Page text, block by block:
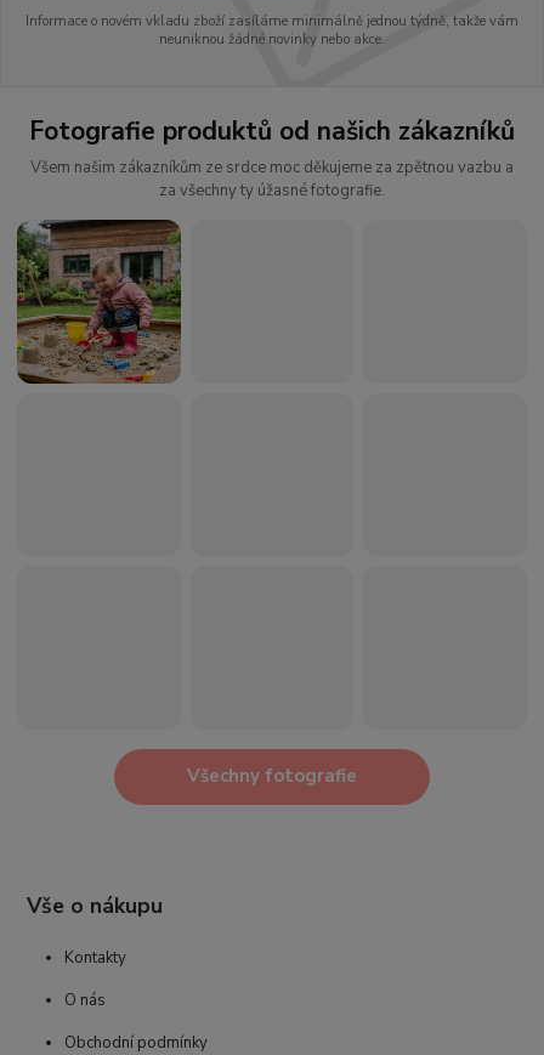
Informace o novém vkladu zboží zasíláme minimálně jednou týdně, takže vám
neuniknou žádné novinky nebo akce.
Fotografie produktů od našich zákazníků
Všem našim zákazníkům ze srdce moc děkujeme za zpětnou vazbu a
za všechny ty úžasné fotografie.
Všechny fotografie
Vše o nákupu
Kontakty
O nás
Obchodní podmínky